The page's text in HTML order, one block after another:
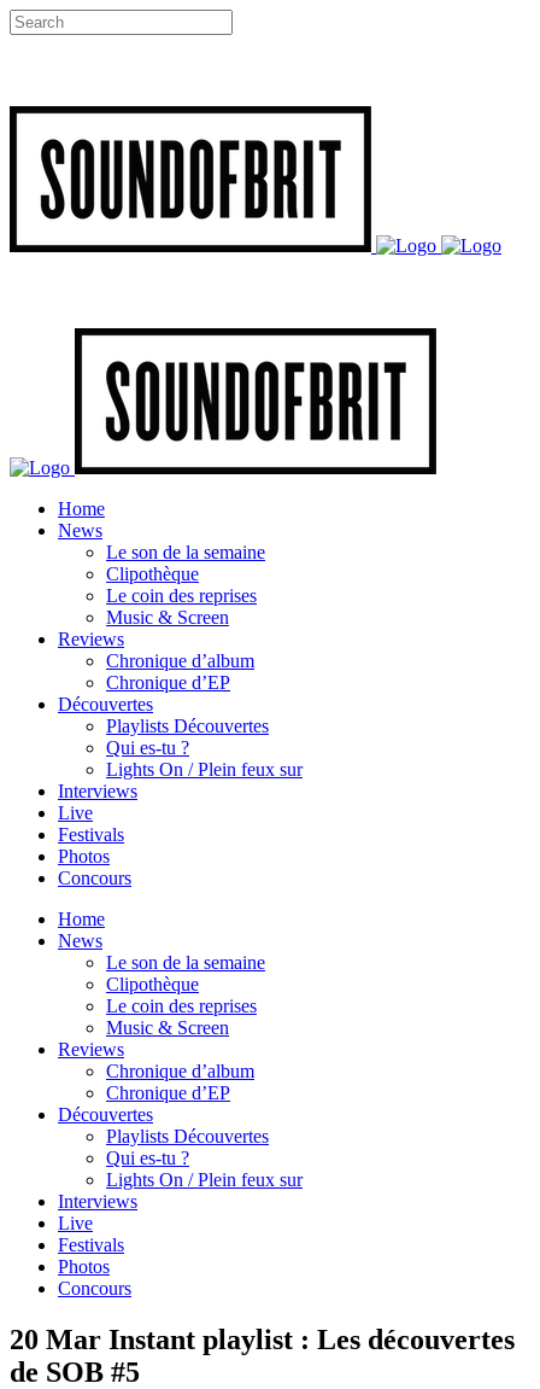
Home
News
Le son de la semaine
Clipothèque
Le coin des reprises
Music & Screen
Reviews
Chronique d’album
Chronique d’EP
Découvertes
Playlists Découvertes
Qui es-tu ?
Lights On / Plein feux sur
Interviews
Live
Festivals
Photos
Concours
Home
News
Le son de la semaine
Clipothèque
Le coin des reprises
Music & Screen
Reviews
Chronique d’album
Chronique d’EP
Découvertes
Playlists Découvertes
Qui es-tu ?
Lights On / Plein feux sur
Interviews
Live
Festivals
Photos
Concours
20 Mar Instant playlist : Les découvertes
de SOB #5